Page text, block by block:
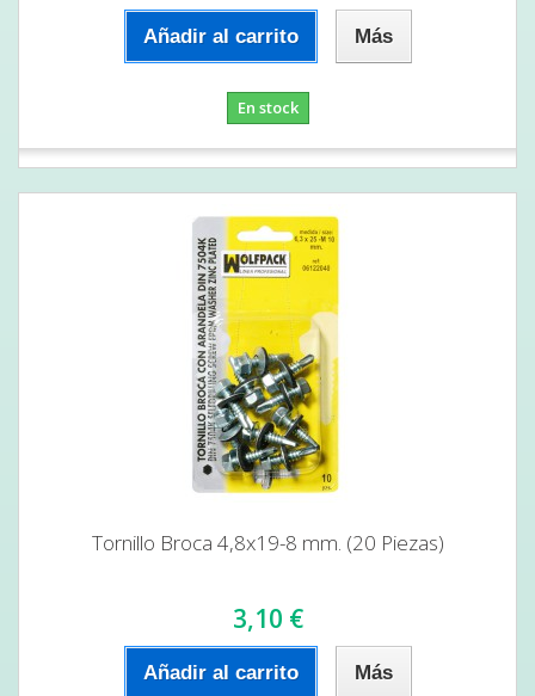
Añadir al carrito Más
En stock
Tornillo Broca 4,8x19-8 mm. (20 Piezas)
3,10 €
Añadir al carrito Más